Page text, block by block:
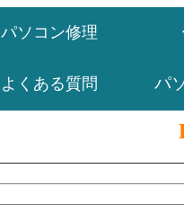
パソコン修理
よくある質問 パ